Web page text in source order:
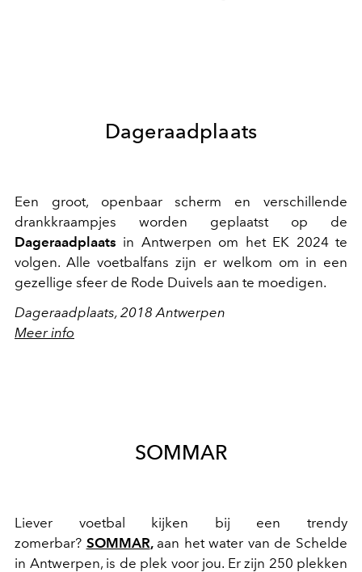
Dageraadplaats
Een groot, openbaar scherm en verschillende
drankkraampjes worden geplaatst op de
Dageraadplaats in Antwerpen om het EK 2024 te
volgen. Alle voetbalfans zijn er welkom om in een
gezellige sfeer de Rode Duivels aan te moedigen.
Dageraadplaats, 2018 Antwerpen
Meer info
SOMMAR
Liever voetbal kijken bij een trendy
zomerbar? SOMMAR, aan het water van de Schelde
in Antwerpen, is de plek voor jou. Er zijn 250 plekken